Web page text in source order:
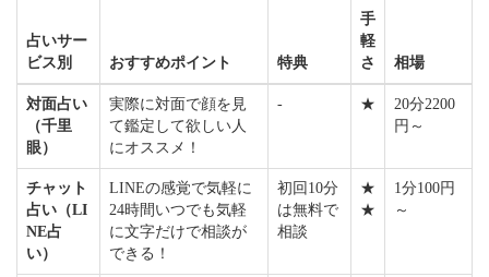
占いサー
ビス別
おすすめポイント 特典
手
軽
さ
相場
対面占い
（千里
眼）
実際に対面で顔を見
て鑑定して欲しい人
にオススメ！
- ★
20分2200
円～
チャット
占い（LI
NE占
い）
LINEの感覚で気軽に
24時間いつでも気軽
に文字だけで相談が
できる！
初回10分
は無料で
相談
★
★
1分100円
～